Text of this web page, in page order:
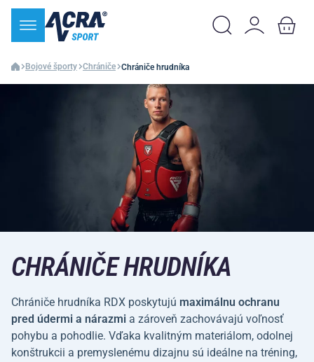
Bojové športy Chrániče Chrániče hrudníka
CHRÁNIČE HRUDNÍKA
Chrániče hrudníka RDX poskytujú maximálnu ochranu
pred údermi a nárazmi a zároveň zachovávajú voľnosť
pohybu a pohodlie. Vďaka kvalitným materiálom, odolnej
konštrukcii a premyslenému dizajnu sú ideálne na tréning,